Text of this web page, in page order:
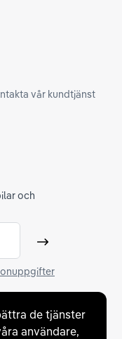
de tjänster
användare,
vår kundtjänst
och
Skicka